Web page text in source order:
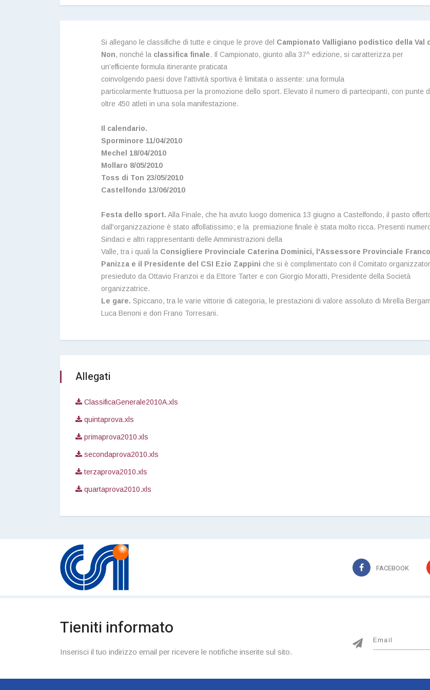
Si allegano le classifiche di tutte e cinque le prove del Campionato Valligiano podistico della Val
Non, nonché la classifica finale. Il Campionato, giunto alla 37^ edizione, si caratterizza per
un’efficiente formula itinerante praticata
coinvolgendo paesi dove l'attività sportiva è limitata o assente: una formula
particolarmente fruttuosa per la promozione dello sport. Elevato il numero di partecipanti, con punte
oltre 450 atleti in una sola manifestazione.
Il calendario.
Sporminore 11/04/2010
Mechel 18/04/2010
Mollaro 8/05/2010
Toss di Ton 23/05/2010
Castelfondo 13/06/2010
Festa dello sport. Alla Finale, che ha avuto luogo domenica 13 giugno a Castelfondo, il pasto
dall'organizzazione è stato affollatissimo; e la premiazione finale è stata molto ricca. Presenti
Sindaci e altri rappresentanti delle Amministrazioni della
Valle, tra i quali la Consigliere Provinciale Caterina Dominici, l'Assessore Provinciale Franco
Panizza e il Presidente del CSI Ezio Zappini che si è complimentato con il Comitato
presieduto da Ottavio Franzoi e da Ettore Tarter e con Giorgio Moratti, Presidente della Società
organizzatrice.
Le gare. Spiccano, tra le varie vittorie di categoria, le prestazioni di valore assoluto di Mirella
Luca Benoni e don Frano Torresani.
Allegati
ClassificaGenerale2010A.xls
quintaprova.xls
primaprova2010.xls
secondaprova2010.xls
terzaprova2010.xls
quartaprova2010.xls
FACEBOOK
Tieniti informato
Inserisci il tuo indirizzo email per ricevere le notifiche inserite sul sito.